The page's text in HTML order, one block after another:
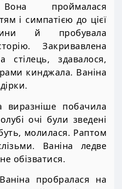
проймалася
і симпатією до цієї
й пробувала
Закривавлена
стілець, здавалося,
кинджала. Ваніна
побачила
очі були зведені
молилася. Раптом
Ваніна ледве
обізватися.
пробралася на